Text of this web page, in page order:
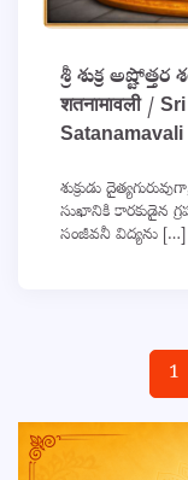
శ్రీ శుక్ర
शतनामावली /
Satanamavali
శుక్రుడు
సుఖానికి కారకుడైన
సంజీవనీ విద్యను […]
pagination
1